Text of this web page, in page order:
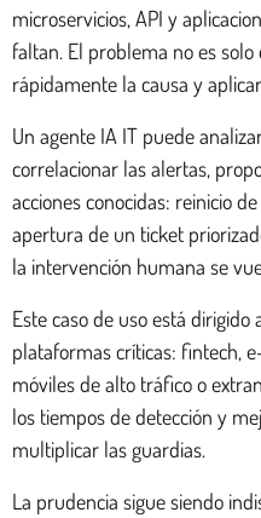
microservicios, API y
faltan. El problema no es
rápidamente la causa y
Un agente IA IT puede
correlacionar las alertas,
acciones conocidas: reinicio
apertura de un ticket
la intervención humana se
Este caso de uso está
plataformas críticas: fintech,
móviles de alto tráfico o
los tiempos de detección y
multiplicar las guardias.
La prudencia sigue siendo